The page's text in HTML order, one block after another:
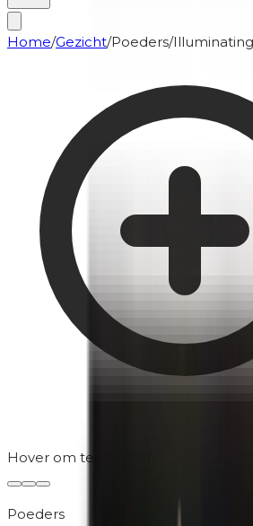
Home/Gezicht/Poeders/
Hover om te zoomen
Poeders